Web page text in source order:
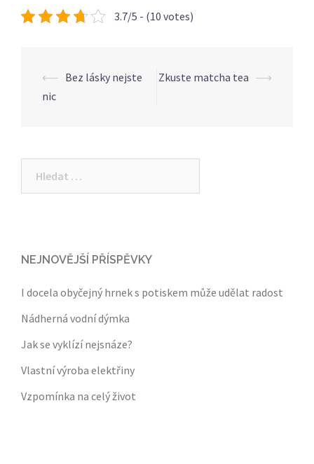
3.7/5 - (10 votes)
Post
navigation
⟵ Bez lásky nejste
nic
Zkuste matcha tea ⟶
NEJNOVĚJŠÍ PŘÍSPĚVKY
I docela obyčejný hrnek s potiskem může udělat radost
Nádherná vodní dýmka
Jak se vyklízí nejsnáze?
Vlastní výroba elektřiny
Vzpomínka na celý život